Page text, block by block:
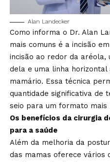
Alan Landecker
Como informa o Dr. Alan
mais comuns é a incisão
incisão ao redor da aréola,
dela e uma linha horizontal
mamário. Essa técnica
quantidade significativa de
seio para um formato mais
Os benefícios da cirurgia
para a saúde
Além da melhoria da
das mamas oferece vários